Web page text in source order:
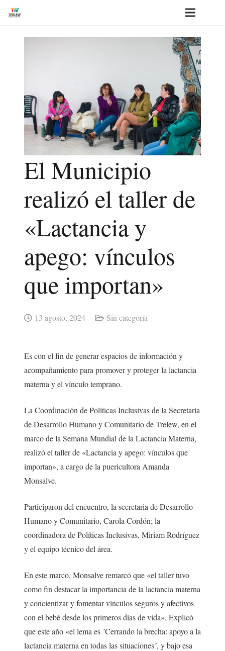
El Municipio
realizó el taller de
«Lactancia y
apego: vínculos
que importan»
13 agosto, 2024 Sin categoría
Es con el fin de generar espacios de información y
acompañamiento para promover y proteger la lactancia
materna y el vínculo temprano.
La Coordinación de Políticas Inclusivas de la Secretaría
de Desarrollo Humano y Comunitario de Trelew, en el
marco de la Semana Mundial de la Lactancia Materna,
realizó el taller de «Lactancia y apego: vínculos que
importan», a cargo de la puericultora Amanda
Monsalve.
Participaron del encuentro, la secretaria de Desarrollo
Humano y Comunitario, Carola Cordón; la
coordinadora de Políticas Inclusivas, Miriam Rodríguez
y el equipo técnico del área.
En este marco, Monsalve remarcó que «el taller tuvo
como fin destacar la importancia de la lactancia materna
y concientizar y fomentar vínculos seguros y afectivos
con el bebé desde los primeros días de vida». Explicó
que este año «el lema es ´Cerrando la brecha: apoyo a la
lactancia materna en todas las situaciones´, y bajo esa